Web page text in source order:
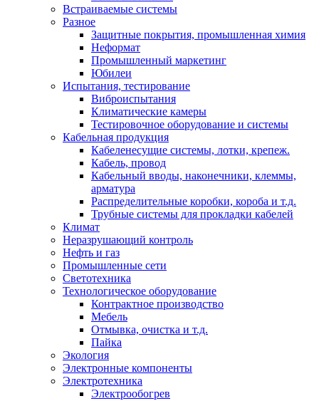
Встраиваемые системы
Разное
Защитные покрытия, промышленная химия
Неформат
Промышленный маркетинг
Юбилеи
Испытания, тестирование
Виброиспытания
Климатические камеры
Тестировочное оборудование и системы
Кабельная продукция
Кабеленесущие системы, лотки, крепеж.
Кабель, провод
Кабельный вводы, наконечники, клеммы,
арматура
Распределительные коробки, короба и т.д.
Трубные системы для прокладки кабелей
Климат
Неразрушающий контроль
Нефть и газ
Промышленные сети
Светотехника
Технологическое оборудование
Контрактное производство
Мебель
Отмывка, очистка и т.д.
Пайка
Экология
Электронные компоненты
Электротехника
Электрообогрев